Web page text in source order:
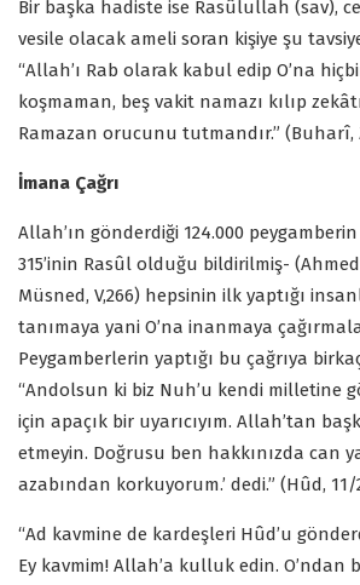
Bir başka hadiste ise Rasûlullah (sav),
vesile olacak ameli soran kişiye şu
“Allah’ı Rab olarak kabul edip O’na
koşmaman, beş vakit namazı kılıp
Ramazan orucunu tutmandır.” (Buharî,
İmana Çağrı
Allah’ın gönderdiği 124.000
315’inin Rasûl olduğu bildirilmiş-
Müsned, V,266) hepsinin ilk yaptığı
tanımaya yani O’na inanmaya
Peygamberlerin yaptığı bu çağrıya
“Andolsun ki biz Nuh’u kendi milletine
için apaçık bir uyarıcıyım. Allah’tan
etmeyin. Doğrusu ben hakkınızda can
azabından korkuyorum.’ dedi.” (Hûd, 11/
“Ad kavmine de kardeşleri Hûd’u
Ey kavmim! Allah’a kulluk edin. O’ndan